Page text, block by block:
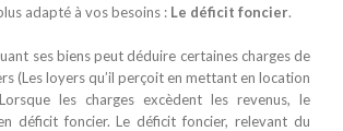
adapté à vos besoins : Le déficit foncier.
ses biens peut déduire certaines charges de
(Les loyers qu’il perçoit en mettant en location
les charges excèdent les revenus, le
déficit foncier. Le déficit foncier, relevant du